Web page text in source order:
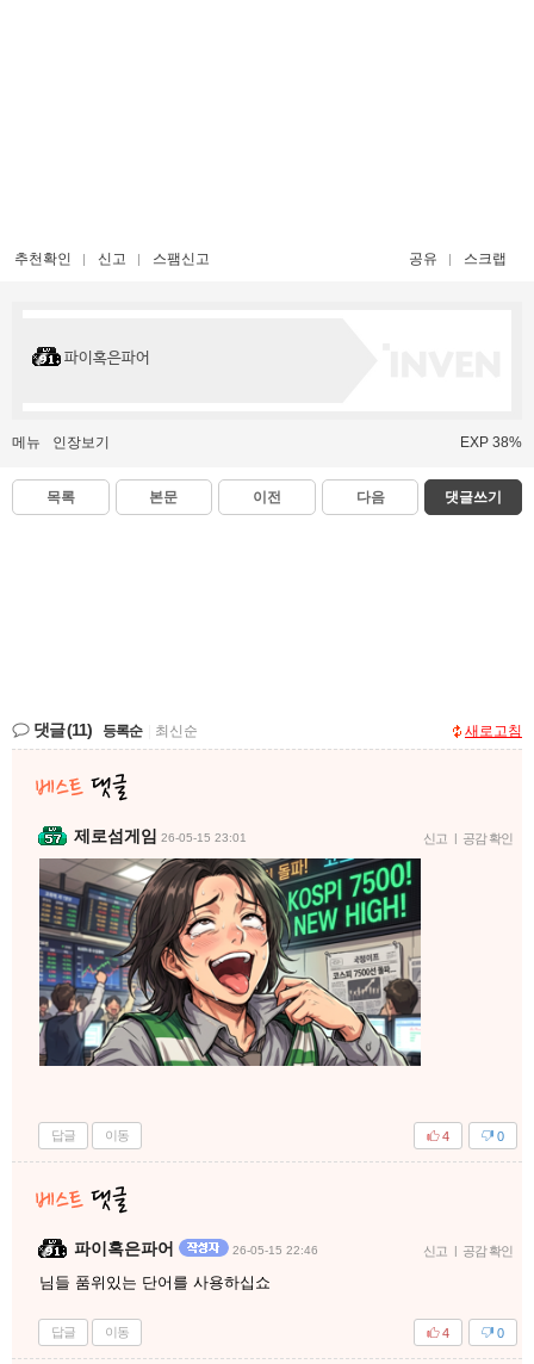
추천확인 신고 스팸신고 공유 스크랩
파이혹은파어
메뉴 인장보기 EXP 38%
목록 본문 이전 다음 댓글쓰기
댓글(11) 등록순 최신순 새로고침
제로섬게임 26-05-15 23:01 신고 | 공감 확인
답글 이동 0
4
파이혹은파어 26-05-15 22:46 신고 | 공감 확인
님들 품위있는 단어를 사용하십쇼
답글 이동 0
4